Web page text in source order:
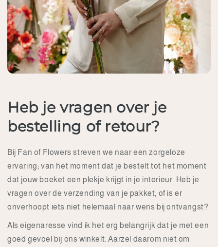
Heb je vragen over je
bestelling of retour?
Bij Fan of Flowers streven we naar een zorgeloze
ervaring; van het moment dat je bestelt tot het moment
dat jouw boeket een plekje krijgt in je interieur. Heb je
vragen over de verzending van je pakket, of is er
onverhoopt iets niet helemaal naar wens bij ontvangst?
Als eigenaresse vind ik het erg belangrijk dat je met een
goed gevoel bij ons winkelt. Aarzel daarom niet om